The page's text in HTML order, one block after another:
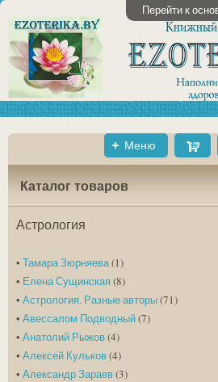
Перейти к
Меню
Cart
Каталог товаров
Астрология
• Тамара Зюрняева(1)
• Елена Сущинская(8)
• Астрология. Разные авторы(71)
• Авессалом Подводный(7)
• Анатолий Рыжов(4)
• Алексей Кульков(4)
• Александр Зараев(3)